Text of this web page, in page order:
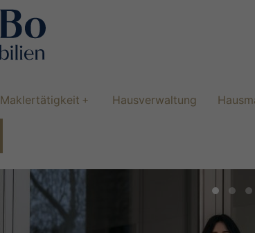
Maklertätigkeit Hausverwaltung